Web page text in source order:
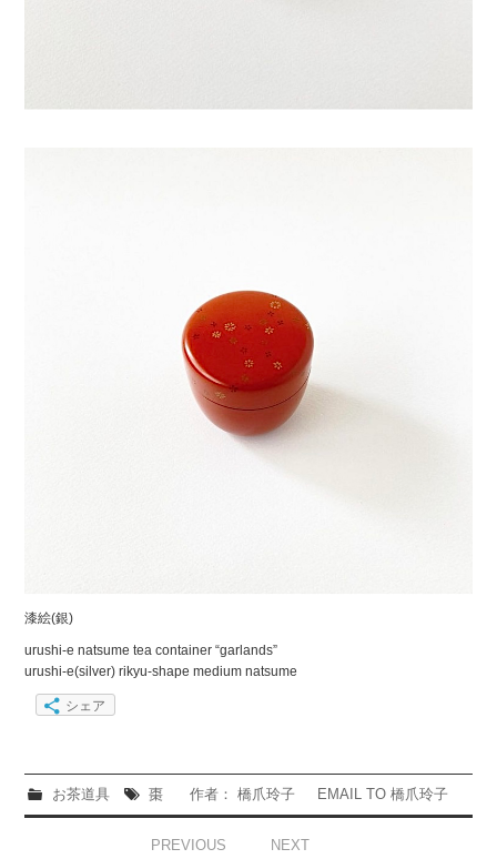
漆絵(銀)
urushi-e natsume tea container “garlands”
urushi-e(silver) rikyu-shape medium natsume
シェア
お茶道具 棗 作者： 橋爪玲子 EMAIL TO 橋爪玲子
PREVIOUS NEXT